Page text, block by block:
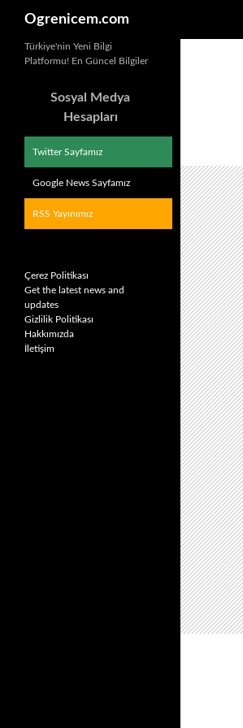
İçeriğe
Ogrenicem.com
Türkiye'nin Yeni Bilgi
Platformu! En Güncel Bilgiler
Sosyal Medya
Hesapları
Twitter Sayfamız
Google News Sayfamız
RSS Yayınımız
Çerez Politikası
Get the latest news and
updates
Gizlilik Politikası
Hakkımızda
İletişim